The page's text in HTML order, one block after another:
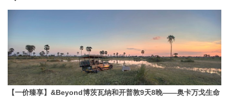
【一价臻享】&Beyond博茨瓦纳和开普敦9天8晚——奥卡万戈生命